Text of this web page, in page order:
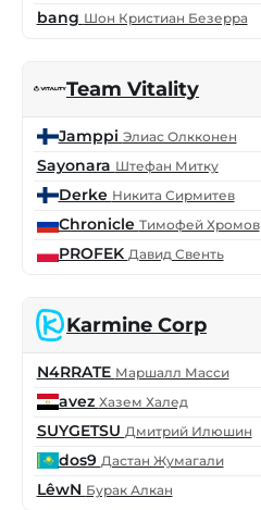
bang Шон Кристиан Безерра
Team Vitality
Jamppi Элиас Олкконен
Sayonara Штефан Митку
Derke Никита Сирмитев
Chronicle Тимофей Хромов
PROFEK Давид Свенть
Karmine Corp
N4RRATE Маршалл Масси
avez Хазем Халед
SUYGETSU Дмитрий Илюшин
dos9 Дастан Жумагали
LêwN Бурак Алкан